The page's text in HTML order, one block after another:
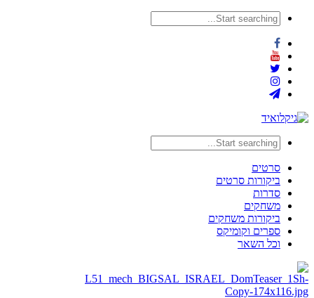
סרטים
ביקורות סרטים
סדרות
משחקים
ביקורות משחקים
ספרים וקומיקס
וכל השאר